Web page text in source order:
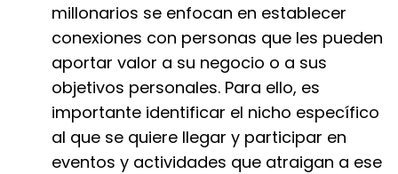
millonarios se enfocan en establecer
conexiones con personas que les pueden
aportar valor a su negocio o a sus
objetivos personales. Para ello, es
importante identificar el nicho específico
al que se quiere llegar y participar en
eventos y actividades que atraigan a ese